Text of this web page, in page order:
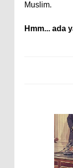
Muslim.
Hmm... ada